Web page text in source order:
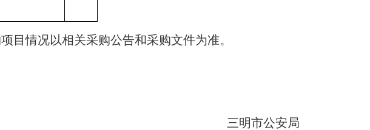
目情况以相关采购公告和采购文件为准。
三明市公安局